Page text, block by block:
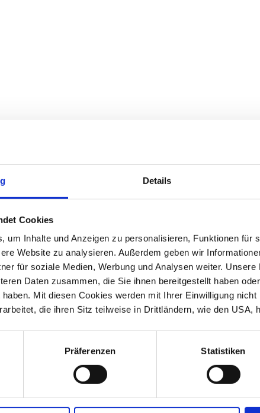
Details
Cookies
um Inhalte und Anzeigen zu personalisieren, Funktionen für
Website zu analysieren. Außerdem geben wir
für soziale Medien, Werbung und Analysen weiter.
Daten zusammen, die Sie ihnen bereitgestellt haben
Mit diesen Cookies werden mit Ihrer Einwilligung
die ihren Sitz teilweise in Drittländern, wie den USA,
Präferenzen Statistiken